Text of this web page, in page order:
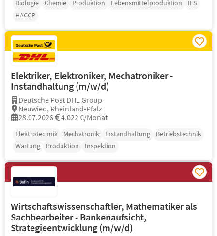
Biologie Chemie Produktion Lebensmittelproduktion
IFS
HACCP
Elektriker, Elektroniker, Mechatroniker -
Instandhaltung (m/w/d)
Deutsche Post DHL Group
Neuwied, Rheinland-Pfalz
28.07.2026
4.022 €/Monat
Elektrotechnik Mechatronik Instandhaltung
Betriebstechnik
Wartung
Produktion Inspektion
Wirtschaftswissenschaftler, Mathematiker als
Sachbearbeiter - Bankenaufsicht,
Strategieentwicklung (m/w/d)